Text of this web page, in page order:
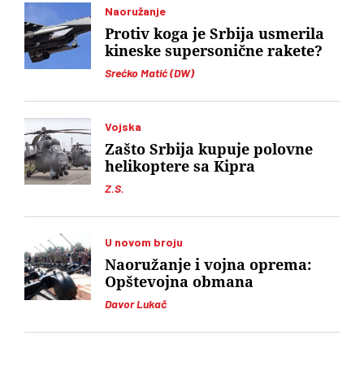
Naoružanje
Srećko Matić (DW)
Protiv koga je Srbija usmerila
kineske supersonične rakete?
Vojska
Z.S.
Zašto Srbija kupuje polovne
helikoptere sa Kipra
U novom broju
Davor Lukač
Naoružanje i vojna oprema:
Opštevojna obmana